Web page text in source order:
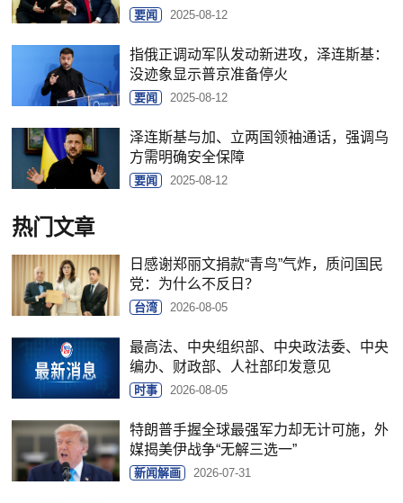
要闻 2025-08-12
指俄正调动军队发动新进攻，泽连斯基：
没迹象显示普京准备停火
要闻 2025-08-12
泽连斯基与加、立两国领袖通话，强调乌
方需明确安全保障
要闻 2025-08-12
热门文章
日感谢郑丽文捐款“青鸟”气炸，质问国民
党：为什么不反日？
台湾 2026-08-05
最高法、中央组织部、中央政法委、中央
编办、财政部、人社部印发意见
时事 2026-08-05
特朗普手握全球最强军力却无计可施，外
媒揭美伊战争“无解三选一”
新闻解画 2026-07-31